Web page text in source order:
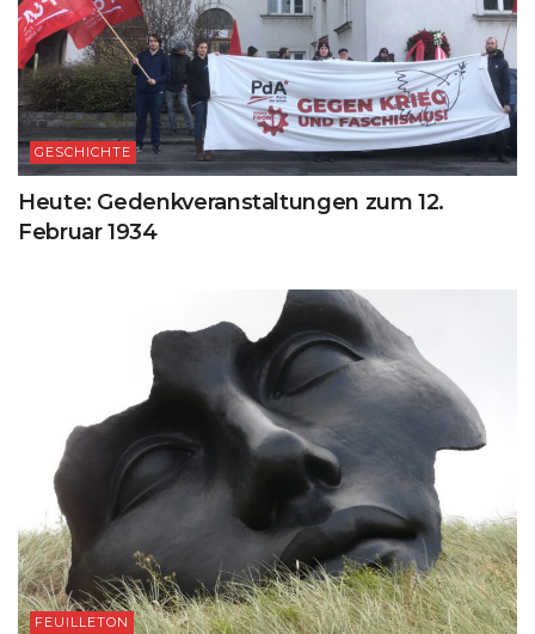
GESCHICHTE
Heute: Gedenkveranstaltungen zum 12.
Februar 1934
FEUILLETON